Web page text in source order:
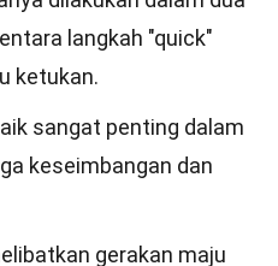
langkah "quick"
ketukan.
sangat penting dalam
keseimbangan dan
gerakan maju